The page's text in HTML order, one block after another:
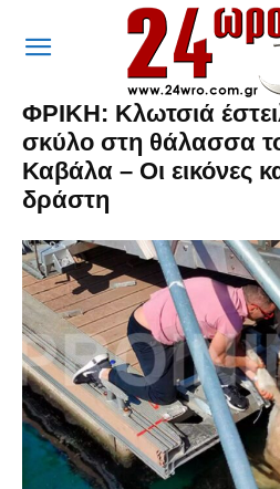
ΦΡΙΚΗ: Κλωτσιά
σκύλο στη θάλασσα
Καβάλα – Οι εικόνες
δράστη